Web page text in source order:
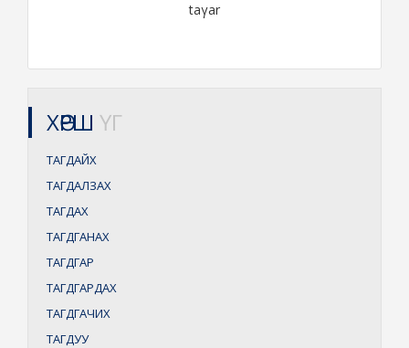
taγar
ХӨРШ ҮГ
ТАГДАЙХ
ТАГДАЛЗАХ
ТАГДАХ
ТАГДГАНАХ
ТАГДГАР
ТАГДГАРДАХ
ТАГДГАЧИХ
ТАГДУУ